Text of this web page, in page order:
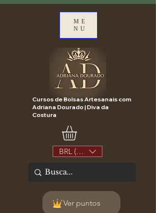
ME
NU
Cursos de Bolsas Artesanais com
Adriana Dourado | Diva da
Costura
BRL (R$)
Ver puntos